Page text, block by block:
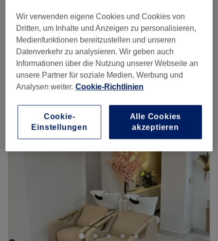
Herren Haarschnitt mit Waschen
30 Min.
ab 38 €
Herren - Haarschnitt inkl. Kopfmassage
40 Min.
ab
Schnellansicht Saloninfos
Montag
Geschlossen
Dienstag
09:00–19:00
Mittwoch
09:00–19:00
Donnerstag
09:00–19:00
Freitag
09:00–19:00
09:00
Geschlossen
Wer auf der Suche nach einem Friseursalon ist, der
handwerklich ausgereifte Schnitttechniken und
individuelle Beratung anbietet, ist bei 'Das
Friseurhandwerk' in Frankfurt genau richtig. Der Salon
Wir verwenden eigene Cookies und Cookies von
Dritten, um Inhalte und Anzeigen zu personalisieren,
Medienfunktionen bereitzustellen und unseren
Datenverkehr zu analysieren. Wir geben auch
Informationen über die Nutzung unserer Webseite an
unsere Partner für soziale Medien, Werbung und
Analysen weiter. Cookie-Richtlinien
Cookie-
Einstellungen
Alle Cookies
akzeptieren